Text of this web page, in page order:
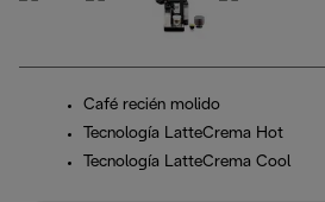
Café recién molido
Tecnología LatteCrema Hot
Tecnología LatteCrema Cool